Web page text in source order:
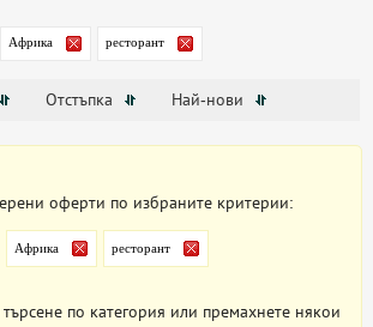
Африка ресторант
Отстъпка Най-нови
оферти по избраните критерии:
Африка ресторант
по категория или премахнете някои